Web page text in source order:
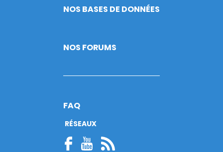
NOS BASES DE DONNÉES
NOS FORUMS
FAQ
RÉSEAUX